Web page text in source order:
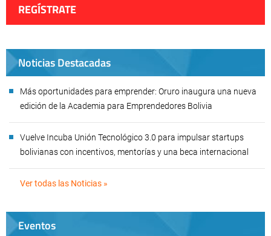
REGÍSTRATE
Noticias Destacadas
Más oportunidades para emprender: Oruro inaugura una nueva
edición de la Academia para Emprendedores Bolivia
Vuelve Incuba Unión Tecnológico 3.0 para impulsar startups
bolivianas con incentivos, mentorías y una beca internacional
Ver todas las Noticias »
Eventos